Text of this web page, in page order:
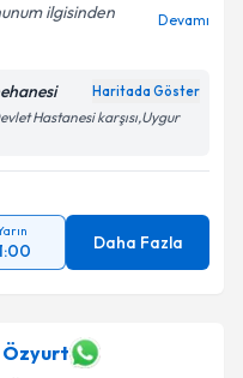
ilgisinden
Devamı
Haritada Göster
Hastanesi karşısı,Uygur
Daha Fazla
Özyurt